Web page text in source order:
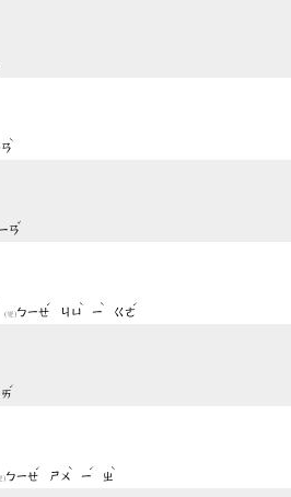
ˋ
ㄧㄢ
ˇ
(變)ㄅㄧㄝ
ˊ
ㄐㄩ
ˋ
ㄧ
ˋ
ㄍㄜ
ˊ
ˊ
)ㄅㄧㄝ
ˊ
ㄕㄨ
ˋ
ㄧ
ˊ
ㄓ
ˋ